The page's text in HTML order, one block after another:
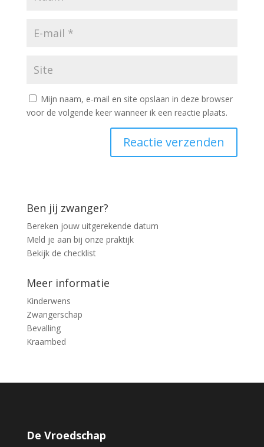
Mijn naam, e-mail en site opslaan in deze browser
voor de volgende keer wanneer ik een reactie plaats.
Ben jij zwanger?
Bereken jouw uitgerekende datum
Meld je aan bij onze praktijk
Bekijk de checklist
Meer informatie
Kinderwens
Zwangerschap
Bevalling
Kraambed
De Vroedschap